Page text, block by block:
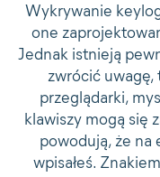
Wykrywanie
one
Jednak istnieją
zwrócić uwagę,
przeglądarki,
klawiszy mogą się
powodują, że na
wpisałeś.